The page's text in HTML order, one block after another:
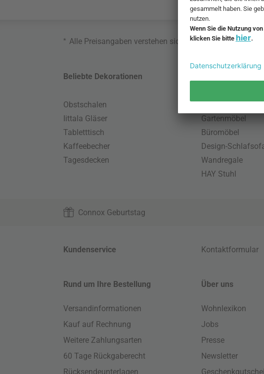
* Alle Preisangaben verstehen sich inklusive MwSt. und
Beliebte Dekorationen
Obstschalen
Iittala Gläser
Tabletttisch
Kaffeebecher
Tagesdecken
Skandinavische
Gartenmöbel
Büromöbel
Design-
Wandregale
HAY Stuhl
Connox Geburtstag
Kundenservice Kontaktformular
Rund um Ihre Bestellung
Versandinformationen
Kauf auf Rechnung
Weitere Zahlungsarten
60 Tage Rückgaberecht
Rücksendeunterlagen
Über uns
Wohnlexikon
Jobs
Presse
Newsletter